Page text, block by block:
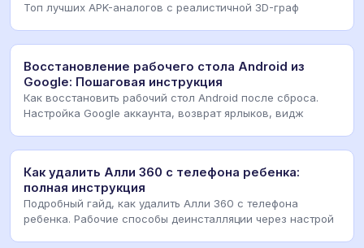
Топ лучших APK-аналогов с реалистичной 3D-граф
Восстановление рабочего стола Android из
Google: Пошаговая инструкция
Как восстановить рабочий стол Android после сброса.
Настройка Google аккаунта, возврат ярлыков, видж
Как удалить Алли 360 с телефона ребенка:
полная инструкция
Подробный гайд, как удалить Алли 360 с телефона
ребенка. Рабочие способы деинсталляции через настрой